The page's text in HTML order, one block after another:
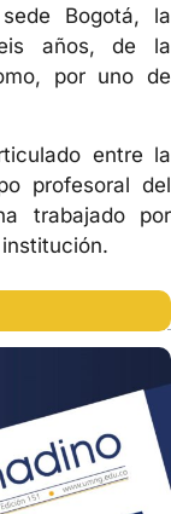
Bogotá, la
años, de la
por uno de
entre la
profesoral del
trabajado por